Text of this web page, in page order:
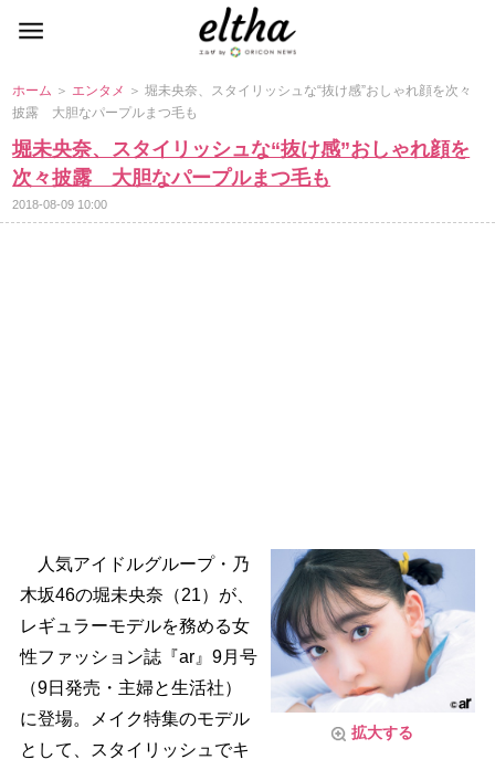
ホーム ＞ エンタメ ＞ 堀未央奈、スタイリッシュな“抜け感”おしゃれ顔を次々
披露 大胆なパープルまつ毛も
堀未央奈、スタイリッシュな“抜け感”おしゃれ顔を
次々披露 大胆なパープルまつ毛も
2018-08-09 10:00
拡大する
人気アイドルグループ・乃
木坂46の堀未央奈（21）が、
レギュラーモデルを務める女
性ファッション誌『ar』9月号
（9日発売・主婦と生活社）
に登場。メイク特集のモデル
として、スタイリッシュでキ